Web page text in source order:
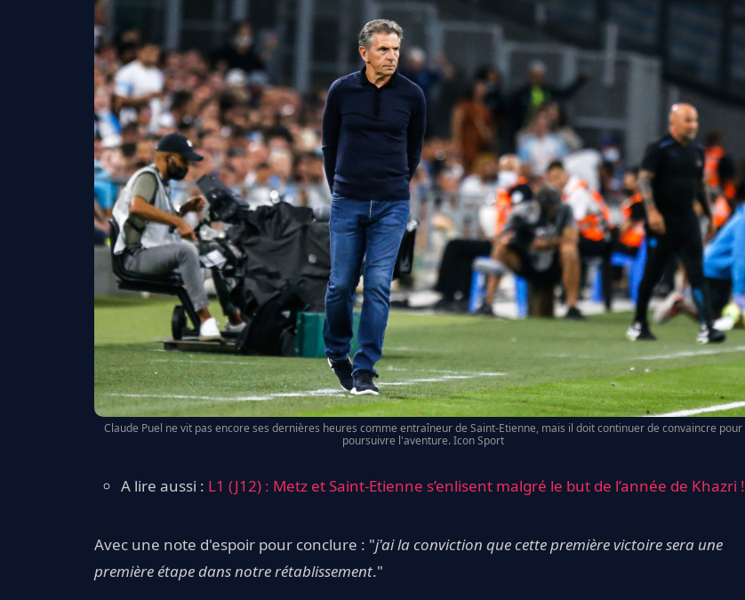
Claude Puel ne vit pas encore ses dernières heures comme entraîneur de Saint-Etienne, mais il doit continuer de convaincre pour
poursuivre l'aventure. Icon Sport
A lire aussi : L1 (J12) : Metz et Saint-Etienne s’enlisent malgré le but de l’année de Khazri !
Avec une note d'espoir pour conclure : "j'ai la conviction que cette première victoire sera une
première étape dans notre rétablissement."